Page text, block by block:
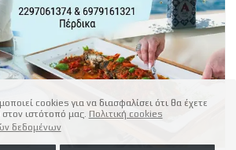
cookies για να διασφαλίσει ότι θα έχετε
ιστότοπό μας. Πολιτική cookies
δεδομένων